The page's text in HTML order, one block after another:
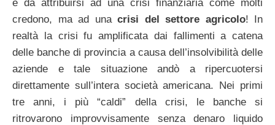
è da attribuirsi ad una crisi finanziaria come molti
credono, ma ad unacrisi del settore agricolo! In
realtà la crisi fu amplificata dai fallimenti a catena
delle banche di provincia a causa dell’insolvibilità delle
aziende e tale situazione andò a ripercuotersi
direttamente sull’intera società americana. Nei primi
tre anni, i più “caldi” della crisi, le banche si
ritrovarono improvvisamente senza denaro liquido